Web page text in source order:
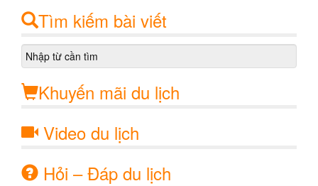
Tìm kiếm bài viết
Khuyến mãi du lịch
Video du lịch
Hỏi – Đáp du lịch